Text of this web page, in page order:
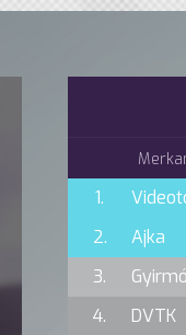
1.
2.
Ajka
3.
4.
DVTK